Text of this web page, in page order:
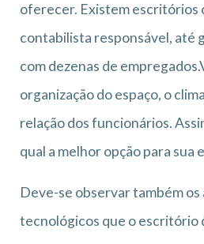
oferecer. Existem escritórios
contabilista responsável, até
com dezenas de
organização do espaço, o
relação dos funcionários.
qual a melhor opção para sua
Deve-se observar também os
tecnológicos que o escritório